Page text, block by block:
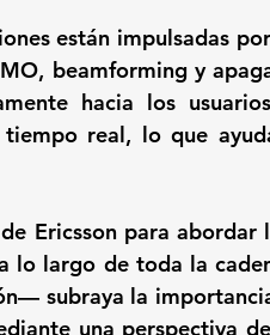
están impulsadas
beamforming y
hacia los
tiempo real, lo que
Ericsson para
lo largo de toda la
subraya la
una perspectiva